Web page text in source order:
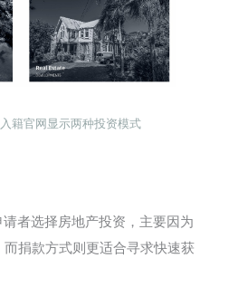
籍官网显示两种投资模式
者选择房地产投资，主要因为
捐款方式则更适合寻求快速获